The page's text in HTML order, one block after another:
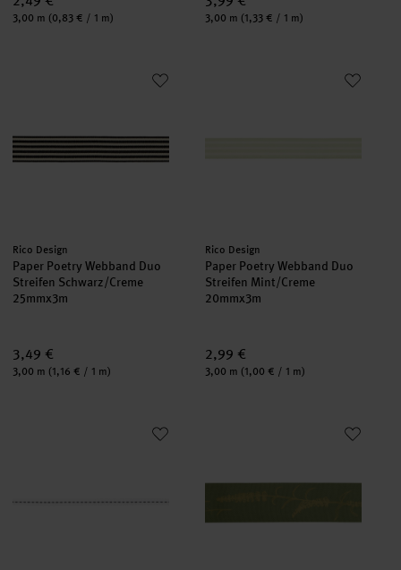
Inhalt:
3,00 m (0,83 € / 1 m) Inhalt:
3,00 m (1,33 € / 1 m)
Paper Poetry Webband Duo Streifen Schwarz/Creme
Hersteller:
Rico Design
Paper Poetry Webband Duo
Streifen Schwarz/Creme
25mmx3m
3,49 €
Inhalt:
3,00 m (1,16 € / 1 m)
Paper Poetry Webband Duo
Hersteller:
Rico Design
Paper Poetry Webband Duo
Streifen Mint/Creme
20mmx3m
2,99 €
Inhalt:
3,00 m (1,00 € / 1 m)
Paper Poetry Webband mit Naht Weiß/SchwarzPaper Poetry Taftband Gräser